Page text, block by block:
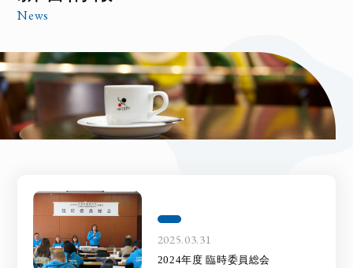
News
2025.03.31
2024年度 臨時委員総会